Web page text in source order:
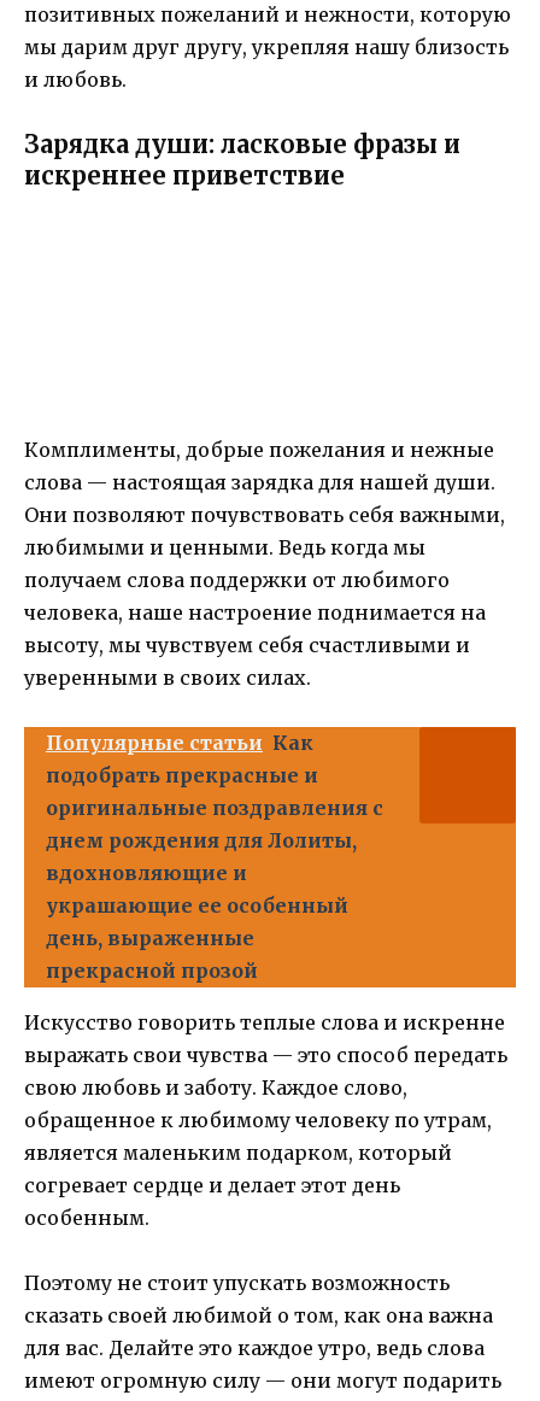
позитивных пожеланий и нежности, которую
мы дарим друг другу, укрепляя нашу близость
и любовь.
Зарядка души: ласковые фразы и
искреннее приветствие
Комплименты, добрые пожелания и нежные
слова — настоящая зарядка для нашей души.
Они позволяют почувствовать себя важными,
любимыми и ценными. Ведь когда мы
получаем слова поддержки от любимого
человека, наше настроение поднимается на
высоту, мы чувствуем себя счастливыми и
уверенными в своих силах.
Популярные статьи Как
подобрать прекрасные и
оригинальные поздравления с
днем рождения для Лолиты,
вдохновляющие и
украшающие ее особенный
день, выраженные
прекрасной прозой
Искусство говорить теплые слова и искренне
выражать свои чувства — это способ передать
свою любовь и заботу. Каждое слово,
обращенное к любимому человеку по утрам,
является маленьким подарком, который
согревает сердце и делает этот день
особенным.
Поэтому не стоит упускать возможность
сказать своей любимой о том, как она важна
для вас. Делайте это каждое утро, ведь слова
имеют огромную силу — они могут подарить